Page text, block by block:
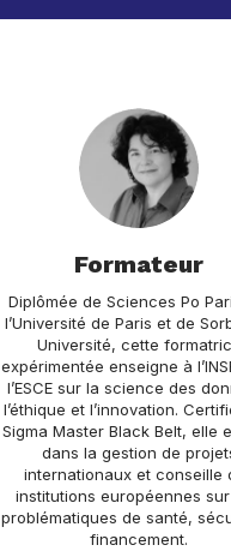
Formateur
Diplômée de Sciences Po
l’Université de Paris et de
Université, cette
expérimentée enseigne à
l’ESCE sur la science des
l’éthique et l’innovation.
Sigma Master Black Belt, elle
dans la gestion de
internationaux et conseille
institutions européennes
problématiques de santé,
financement.